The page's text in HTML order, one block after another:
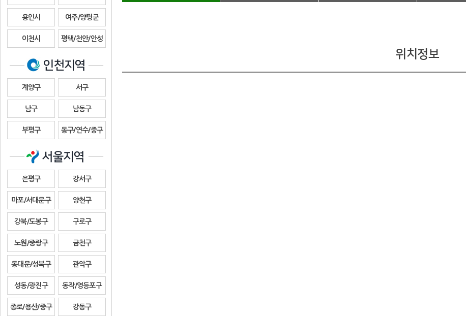
용인시 여주/양평군
이천시 평택/천안/안성
계양구 서구
남구 남동구
부평구 동구/연수/중구
은평구 강서구
마포/서대문구 양천구
강북/도봉구 구로구
노원/중랑구 금천구
동대문/성북구 관악구
성동/광진구 동작/영등포구
종로/용산/중구 강동구
위치정보